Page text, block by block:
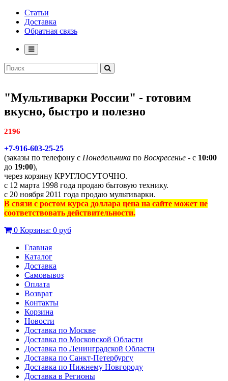
Статьи
Доставка
Обратная связь
"Мультиварки России" - готовим
вкусно, быстро и полезно
2196
+7-916-603-25-25
(заказы по телефону с Понедельника по Воскресенье - с 10:00
до 19:00),
через корзину КРУГЛОСУТОЧНО.
с 12 марта 1998 года продаю бытовую технику.
с 20 ноября 2011 года продаю мультиварки.
В связи с ростом курса доллара цена на сайте может не
соответствовать действительности.
0 Корзина: 0 руб
Главная
Каталог
Доставка
Самовывоз
Оплата
Возврат
Контакты
Корзина
Новости
Доставка по Москве
Доставка по Московской Области
Доставка по Ленинградской Области
Доставка по Санкт-Петербургу
Доставка по Нижнему Новгороду
Доставка в Регионы